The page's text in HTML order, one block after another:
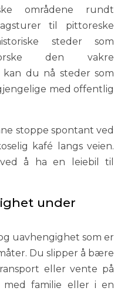
områdene rundt
til pittoreske
steder som
den vakre
kan du nå steder som
med offentlig
stoppe spontant ved
kafé langs veien.
å ha en leiebil til
under
uavhengighet som er
Du slipper å bære
eller vente på
med familie eller i en